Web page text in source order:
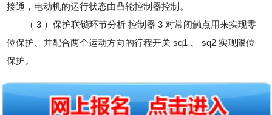
接通，电动机的运行状态由凸轮控制器控制。
（ 3 ）保护联锁环节分析 控制器 3 对常闭触点用来实现零
位保护、并配合两个运动方向的行程开关 sq1 、 sq2 实现限位
保护。